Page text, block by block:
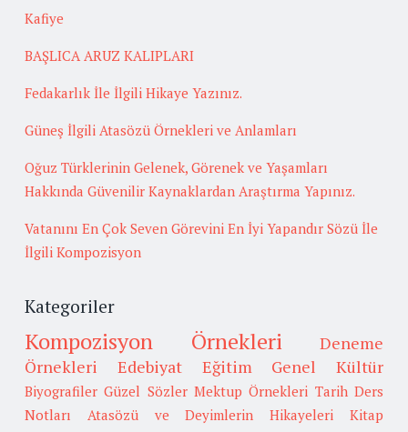
Kafiye
BAŞLICA ARUZ KALIPLARI
Fedakarlık İle İlgili Hikaye Yazınız.
Güneş İlgili Atasözü Örnekleri ve Anlamları
Oğuz Türklerinin Gelenek, Görenek ve Yaşamları
Hakkında Güvenilir Kaynaklardan Araştırma Yapınız.
Vatanını En Çok Seven Görevini En İyi Yapandır Sözü İle
İlgili Kompozisyon
Kategoriler
Kompozisyon Örnekleri
Deneme
Örnekleri
Edebiyat Eğitim Genel Kültür
Biyografiler Güzel Sözler Mektup Örnekleri Tarih Ders
Notları
Atasözü ve Deyimlerin Hikayeleri
Kitap